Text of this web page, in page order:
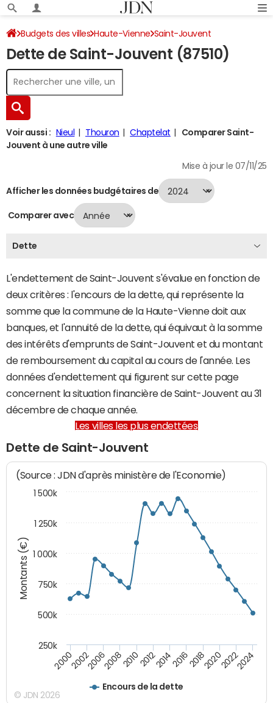
Budgets des villes Haute-Vienne Saint-Jouvent
Dette au 31/12/2024
Dette de Saint-Jouvent (87510)
Voir aussi : Nieul Thouron Chaptelat
Comparer Saint-
Jouvent à une autre ville
Mise à jour le 07/11/25
Afficher les données budgétaires de
Comparer avec
Dette
L'endettement de Saint-Jouvent s'évalue en fonction de
deux critères : l'encours de la dette, qui représente la
somme que la commune de la Haute-Vienne doit aux
banques, et l'annuité de la dette, qui équivaut à la somme
des intérêts d'emprunts de Saint-Jouvent et du montant
de remboursement du capital au cours de l'année. Les
données d'endettement qui figurent sur cette page
concernent la situation financière de Saint-Jouvent au 31
décembre de chaque année.
Les villes les plus endettées
Dette de Saint-Jouvent
Montants (€)
(Source : JDN d'après ministère de l'Economie)
Encours de la dette
200020022006200820102012201420162018202020222024
250k
500k
750k
1 000k
1 250k
1 500k
© JDN 2026